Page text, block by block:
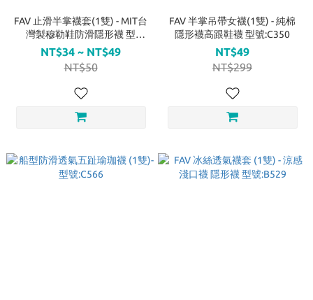
FAV 止滑半掌襪套(1雙) - MIT台
灣製穆勒鞋防滑隱形襪 型
號:612
NT$34 ~ NT$49
NT$50
FAV 半掌吊帶女襪(1雙) - 純棉
隱形襪高跟鞋襪 型號:C350
NT$49
NT$299